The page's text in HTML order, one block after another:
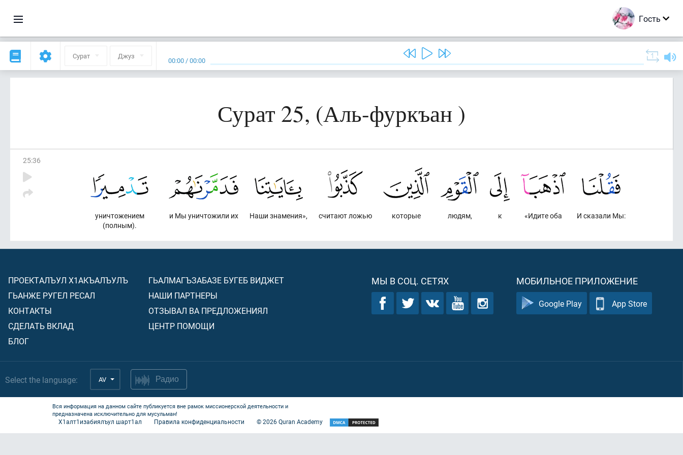
Гость
Сурат Джуз 00:00 /00:00
Сурат 25, (Аль-фуркъан )
25:36
И сказали Мы:
«Идите оба
к
людям,
которые
считают ложью
Наши знамения»,
и Мы уничтожили их
уничтожением
(полным).
ПРОЕКТАЛЪУЛ Х1АКЪАЛЪУЛЪ
ГЬАНЖЕ РУГЕЛ РЕСАЛ
КОНТАКТЫ
СДЕЛАТЬ ВКЛАД
БЛОГ
ГЬАЛМАГЪЗАБАЗЕ БУГЕБ ВИДЖЕТ
НАШИ ПАРТНЕРЫ
ОТЗЫВАЛ ВА ПРЕДЛОЖЕНИЯЛ
ЦЕНТР ПОМОЩИ
МЫ В СОЦ. СЕТЯХ МОБИЛЬНОЕ ПРИЛОЖЕНИЕ
Google Play App Store
Select the language: AV Радио
Вся информация на данном сайте публикуется вне рамок миссионерской деятельности и
предназначена исключительно для мусульман!
Х1алт1изабиялъул шарт1ал Правила конфиденциальности ©2026Quran Academy